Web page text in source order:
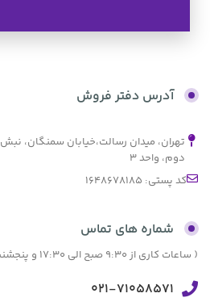
آدرس دفتر فروش
دوم، واحد ۳
کد پستی: 1648678185
شماره های تماس
( ساعات کاری از 9:30 صبح الی 17:30 و پنجشنبه از 10 الی 15)
021-71058571